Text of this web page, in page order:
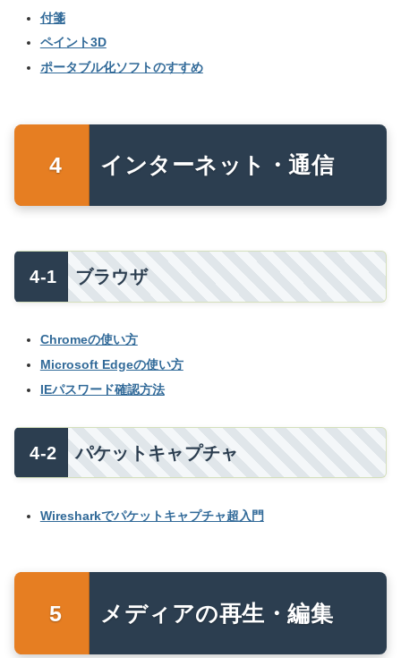
付箋
ペイント3D
ポータブル化ソフトのすすめ
インターネット・通信
ブラウザ
Chromeの使い方
Microsoft Edgeの使い方
IEパスワード確認方法
パケットキャプチャ
Wiresharkでパケットキャプチャ超入門
メディアの再生・編集